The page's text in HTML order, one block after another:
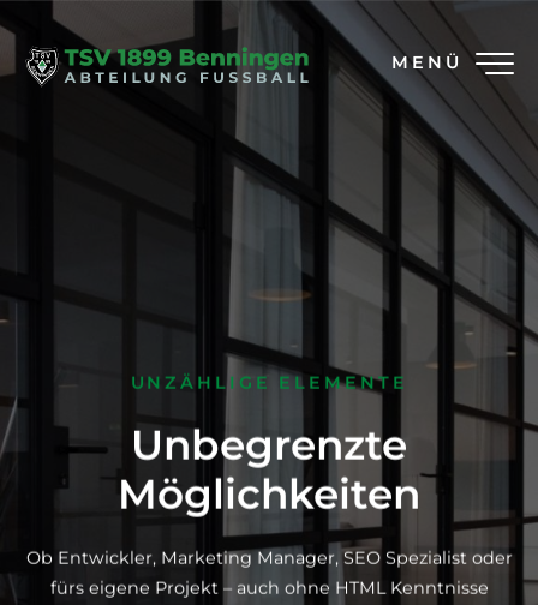
MENÜ
UNZÄHLIGE ELEMENTE
Unbegrenzte
Möglichkeiten
Ob Entwickler, Marketing Manager, SEO Spezialist oder
fürs eigene Projekt – auch ohne HTML Kenntnisse